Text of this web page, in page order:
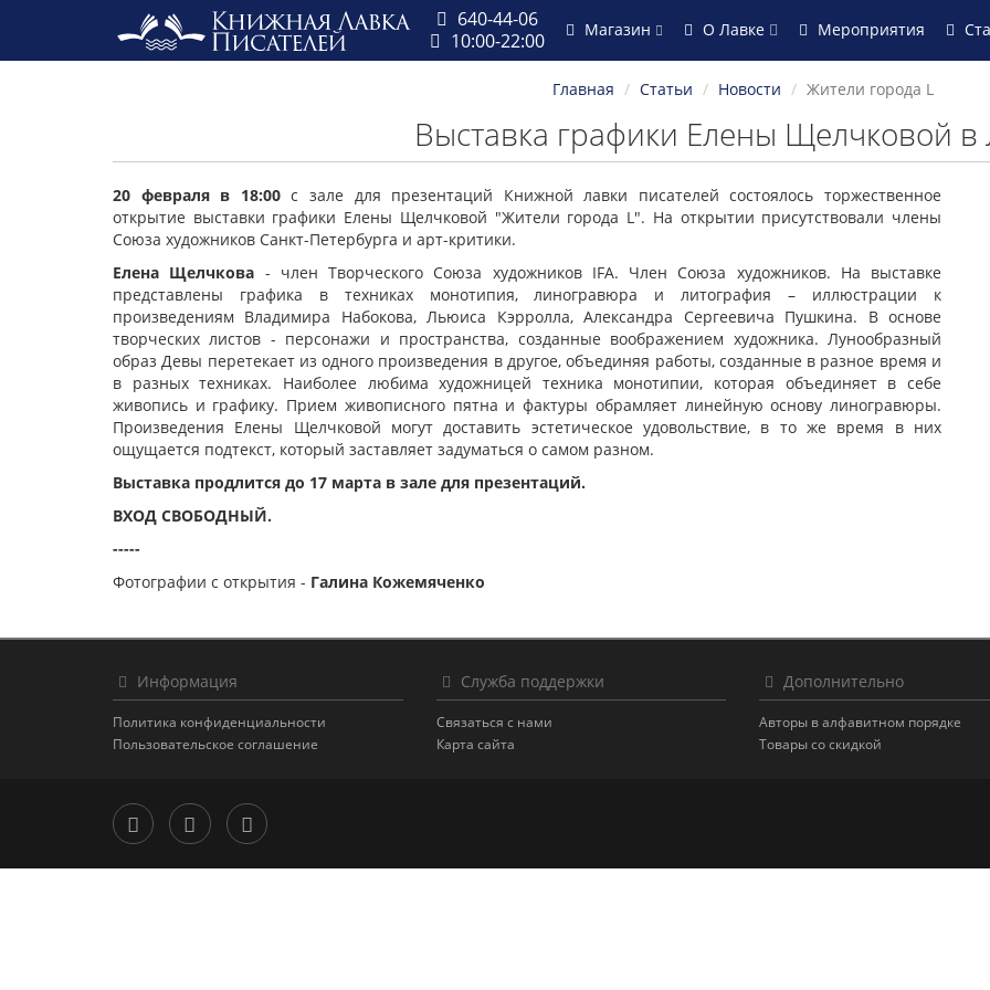
640-44-06
10:00-22:00
Магазин О Лавке Мероприятия
Главная Статьи Новости Жители города L
Выставка графики Елены Щелчковой в
20 февраля в 18:00с зале для презентаций Книжной лавки писателей состоялось торжественное
открытие выставки графики Елены Щелчковой "Жители города L". На открытии присутствовали члены
Союза художников Санкт-Петербурга и арт-критики.
Елена Щелчкова - член Творческого Союза художников IFA. Член Союза художников. На выставке
представлены графика в техниках монотипия, линогравюра и литография – иллюстрации к
произведениям Владимира Набокова, Льюиса Кэрролла, Александра Сергеевича Пушкина. В основе
творческих листов - персонажи и пространства, созданные воображением художника. Лунообразный
образ Девы перетекает из одного произведения в другое, объединяя работы, созданные в разное время и
в разных техниках. Наиболее любима художницей техника монотипии, которая объединяет в себе
живопись и графику. Прием живописного пятна и фактуры обрамляет линейную основу линогравюры.
Произведения Елены Щелчковой могут доставить эстетическое удовольствие, в то же время в них
ощущается подтекст, который заставляет задуматься о самом разном.
Выставка продлится до 17 марта в зале для презентаций.
ВХОД СВОБОДНЫЙ.
-----
Фотографии с открытия - Галина Кожемяченко
Информация
Политика конфиденциальности
Пользовательское соглашение
Служба поддержки
Связаться с нами
Карта сайта
Дополнительно
Авторы в алфавитном порядке
Товары со скидкой